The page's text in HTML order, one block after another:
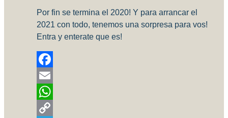
Por fin se termina el 2020! Y para arrancar el
2021 con todo, tenemos una sorpresa para vos!
Entra y enterate que es!
Facebook
Email
WhatsApp